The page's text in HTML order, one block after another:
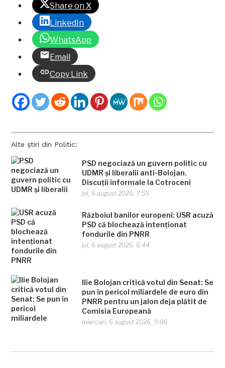
Alte știri din Politic:
PSD negociază un guvern politic cu
UDMR şi liberalii anti-Bolojan.
Discuţii informale la Cotroceni
joi, 6 august 2026, 7:55
Războiul banilor europeni: USR acuză
PSD că blochează intenționat
fondurile din PNRR
joi, 6 august 2026, 6:44
Ilie Bolojan critică votul din Senat: Se
pun în pericol miliardele de euro din
PNRR pentru un jalon deja plătit de
Comisia Europeană
miercuri, 5 august 2026, 9:06
Share on X
LinkedIn
WhatsApp
Email
Copy Link